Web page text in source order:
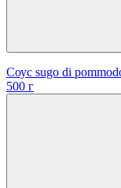
Соус sugo di
500 г